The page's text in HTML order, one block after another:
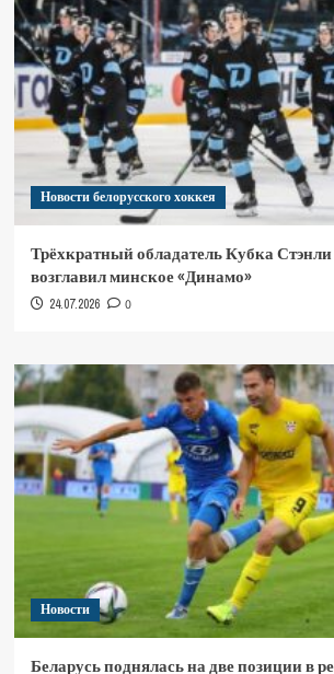
Новости белорусского хоккея
Трёхкратный обладатель Кубка
возглавил минское «Динамо»
24.07.2026 0
Новости
Беларусь поднялась на две позиции в